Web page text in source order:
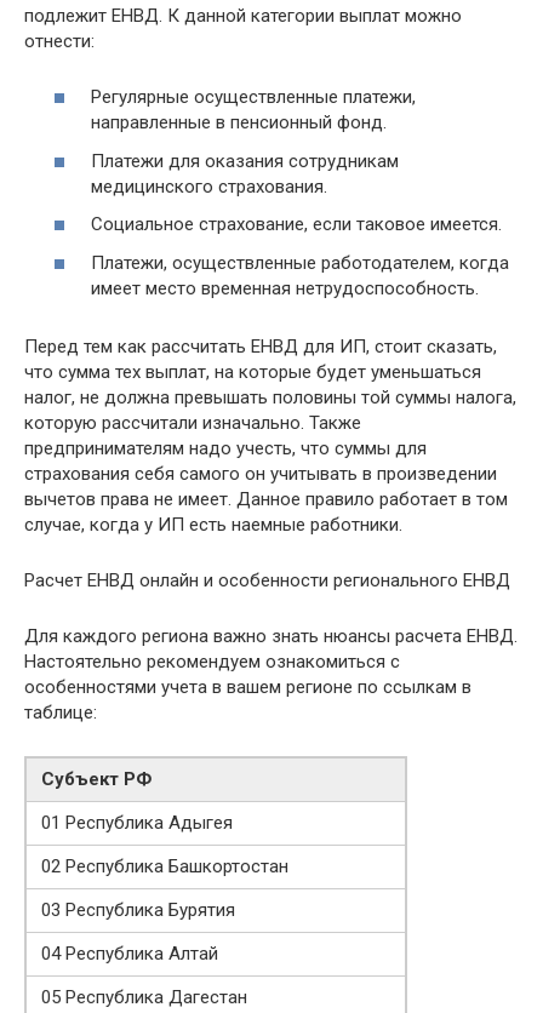
подлежит ЕНВД. К данной категории выплат можно
отнести:
Регулярные осуществленные платежи,
направленные в пенсионный фонд.
Платежи для оказания сотрудникам
медицинского страхования.
Социальное страхование, если таковое имеется.
Платежи, осуществленные работодателем, когда
имеет место временная нетрудоспособность.
Перед тем как рассчитать ЕНВД для ИП, стоит сказать,
что сумма тех выплат, на которые будет уменьшаться
налог, не должна превышать половины той суммы налога,
которую рассчитали изначально. Также
предпринимателям надо учесть, что суммы для
страхования себя самого он учитывать в произведении
вычетов права не имеет. Данное правило работает в том
случае, когда у ИП есть наемные работники.
Расчет ЕНВД онлайн и особенности регионального ЕНВД
Для каждого региона важно знать нюансы расчета ЕНВД.
Настоятельно рекомендуем ознакомиться с
особенностями учета в вашем регионе по ссылкам в
таблице:
Субъект РФ
01 Республика Адыгея
02 Республика Башкортостан
03 Республика Бурятия
04 Республика Алтай
05 Республика Дагестан